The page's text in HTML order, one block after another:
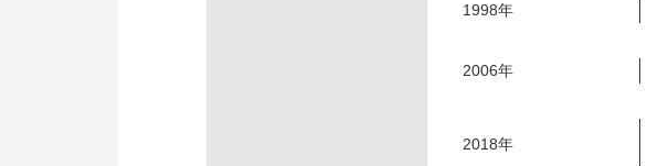
1998年
2006年
2018年